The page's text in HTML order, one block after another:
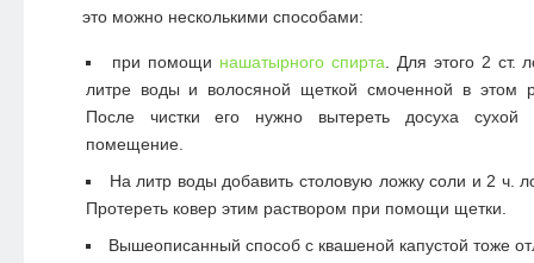
это можно несколькими способами:
при помощи нашатырного спирта . Для этого 2 ст.
литре воды и волосяной щеткой смоченной в этом
После чистки его нужно вытереть досуха сухой
помещение.
На литр воды добавить столовую ложку соли и 2 ч.
Протереть ковер этим раствором при помощи щетки.
Вышеописанный способ с квашеной капустой тоже